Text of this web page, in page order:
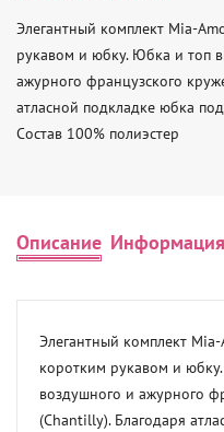
Элегантный комплект Mia-
рукавом и юбку. Юбка и топ
ажурного французского
атласной подкладке юбка
Состав 100% полиэстер
Описание Информация
Элегантный комплект
коротким рукавом и
воздушного и ажурного
(Chantilly). Благодаря